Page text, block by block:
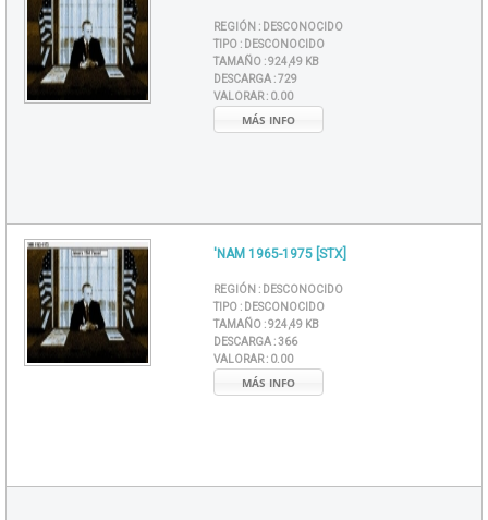
REGIÓN : DESCONOCIDO
TIPO : DESCONOCIDO
TAMAÑO :924,49 KB
DESCARGA :729
VALORAR : 0.00
MÁS INFO
'NAM 1965-1975 [STX]
REGIÓN : DESCONOCIDO
TIPO : DESCONOCIDO
TAMAÑO :924,49 KB
DESCARGA :366
VALORAR : 0.00
MÁS INFO